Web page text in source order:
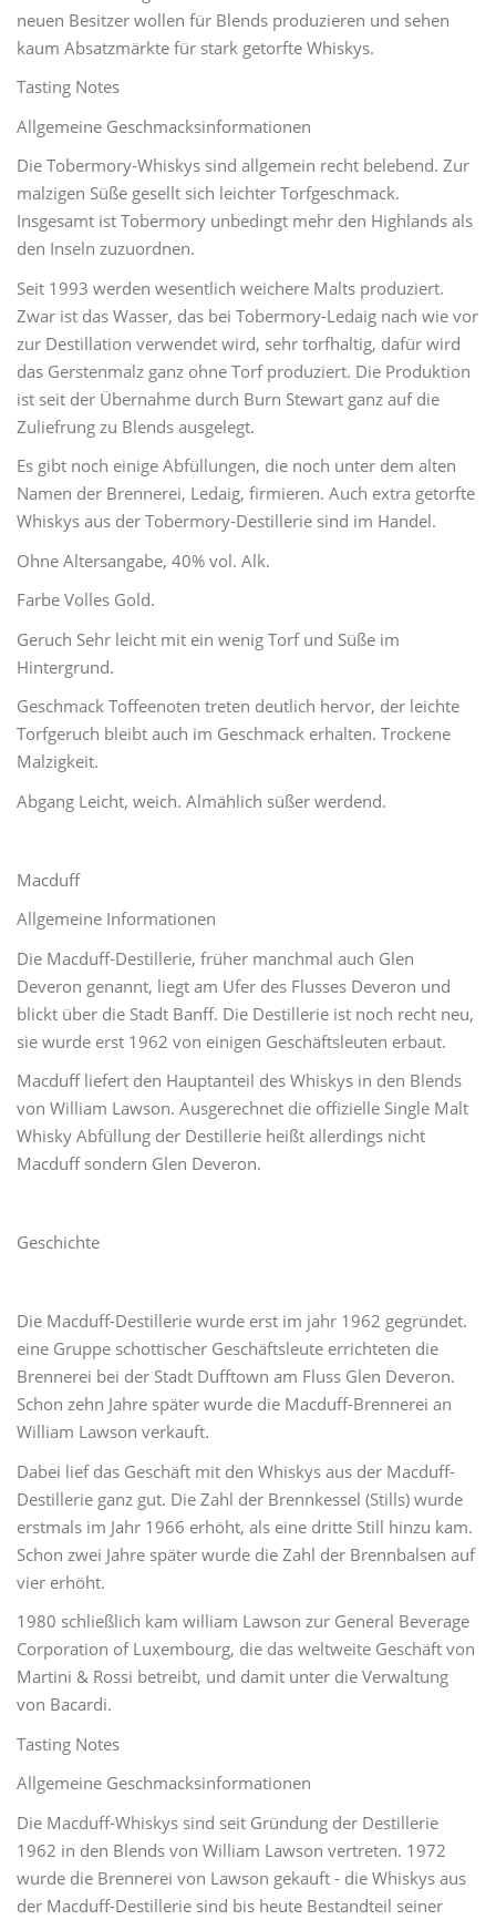
neuen Besitzer wollen für Blends produzieren und sehen
kaum Absatzmärkte für stark getorfte Whiskys.
Tasting Notes
Allgemeine Geschmacksinformationen
Die Tobermory-Whiskys sind allgemein recht belebend. Zur
malzigen Süße gesellt sich leichter Torfgeschmack.
Insgesamt ist Tobermory unbedingt mehr den Highlands als
den Inseln zuzuordnen.
Seit 1993 werden wesentlich weichere Malts produziert.
Zwar ist das Wasser, das bei Tobermory-Ledaig nach wie vor
zur Destillation verwendet wird, sehr torfhaltig, dafür wird
das Gerstenmalz ganz ohne Torf produziert. Die Produktion
ist seit der Übernahme durch Burn Stewart ganz auf die
Zuliefrung zu Blends ausgelegt.
Es gibt noch einige Abfüllungen, die noch unter dem alten
Namen der Brennerei, Ledaig, firmieren. Auch extra getorfte
Whiskys aus der Tobermory-Destillerie sind im Handel.
Ohne Altersangabe, 40% vol. Alk.
Farbe Volles Gold.
Geruch Sehr leicht mit ein wenig Torf und Süße im
Hintergrund.
Geschmack Toffeenoten treten deutlich hervor, der leichte
Torfgeruch bleibt auch im Geschmack erhalten. Trockene
Malzigkeit.
Abgang Leicht, weich. Almählich süßer werdend.
Macduff
Allgemeine Informationen
Die Macduff-Destillerie, früher manchmal auch Glen
Deveron genannt, liegt am Ufer des Flusses Deveron und
blickt über die Stadt Banff. Die Destillerie ist noch recht neu,
sie wurde erst 1962 von einigen Geschäftsleuten erbaut.
Macduff liefert den Hauptanteil des Whiskys in den Blends
von William Lawson. Ausgerechnet die offizielle Single Malt
Whisky Abfüllung der Destillerie heißt allerdings nicht
Macduff sondern Glen Deveron.
Geschichte
Die Macduff-Destillerie wurde erst im jahr 1962 gegründet.
eine Gruppe schottischer Geschäftsleute errichteten die
Brennerei bei der Stadt Dufftown am Fluss Glen Deveron.
Schon zehn Jahre später wurde die Macduff-Brennerei an
William Lawson verkauft.
Dabei lief das Geschäft mit den Whiskys aus der Macduff-
Destillerie ganz gut. Die Zahl der Brennkessel (Stills) wurde
erstmals im Jahr 1966 erhöht, als eine dritte Still hinzu kam.
Schon zwei Jahre später wurde die Zahl der Brennbalsen auf
vier erhöht.
1980 schließlich kam william Lawson zur General Beverage
Corporation of Luxembourg, die das weltweite Geschäft von
Martini & Rossi betreibt, und damit unter die Verwaltung
von Bacardi.
Tasting Notes
Allgemeine Geschmacksinformationen
Die Macduff-Whiskys sind seit Gründung der Destillerie
1962 in den Blends von William Lawson vertreten. 1972
wurde die Brennerei von Lawson gekauft - die Whiskys aus
der Macduff-Destillerie sind bis heute Bestandteil seiner